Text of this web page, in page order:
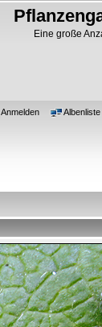
Eine große
Anmelden Albenliste